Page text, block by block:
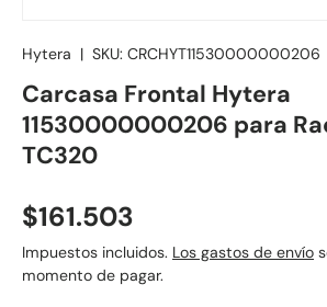
Hytera | SKU: CRCHYT11530000000206
Carcasa Frontal Hytera
11530000000206 para
TC320
Precio normal
$161.503
Impuestos incluidos. Los gastos de envío
momento de pagar.